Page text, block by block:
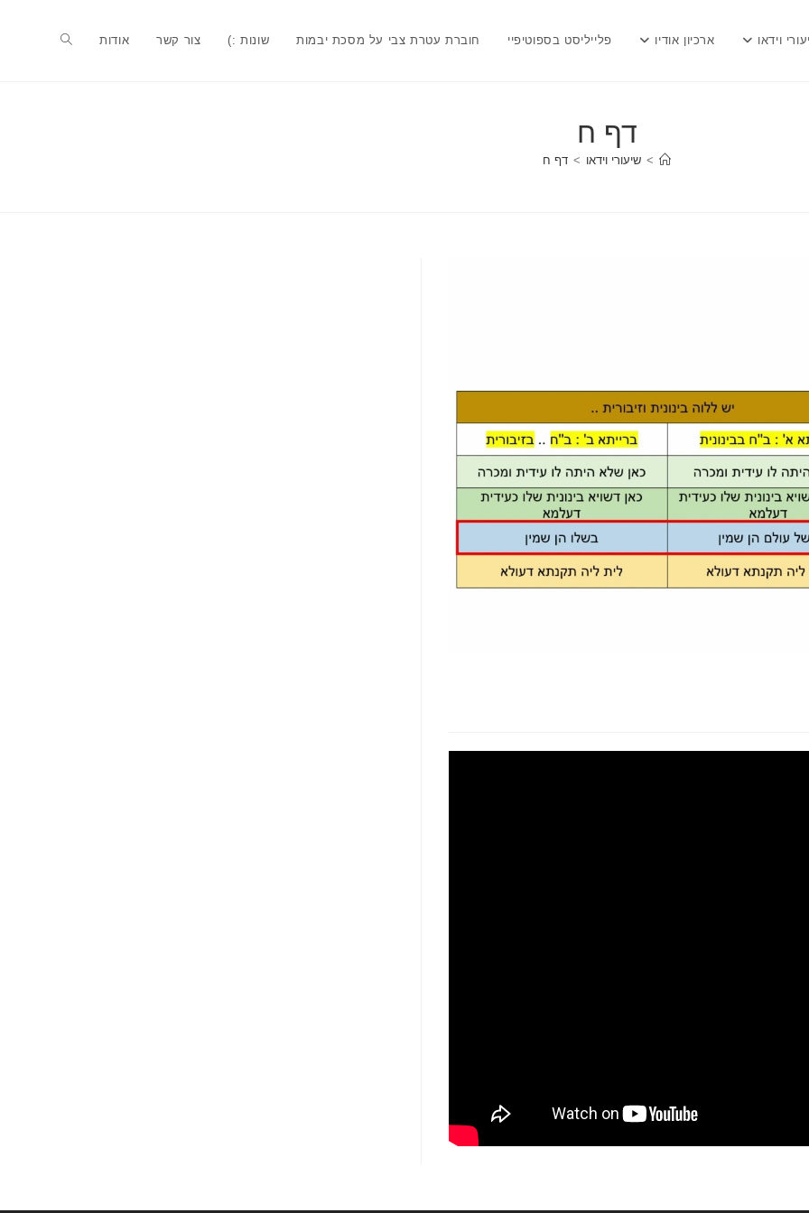
וידאו ארכיון אודיו פלייליסט בספוטיפיי חוברת עטרת צבי על מסכת יבמות שונות :) צור קשר אודות Toggle
דף ח
> שיעורי וידאו > דף ח